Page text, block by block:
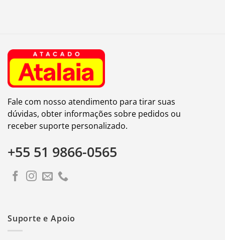
Fale com nosso atendimento para tirar suas
dúvidas, obter informações sobre pedidos ou
receber suporte personalizado.
+55 51 9866-0565
Suporte e Apoio